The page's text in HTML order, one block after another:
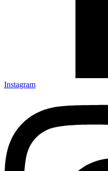
Instagram